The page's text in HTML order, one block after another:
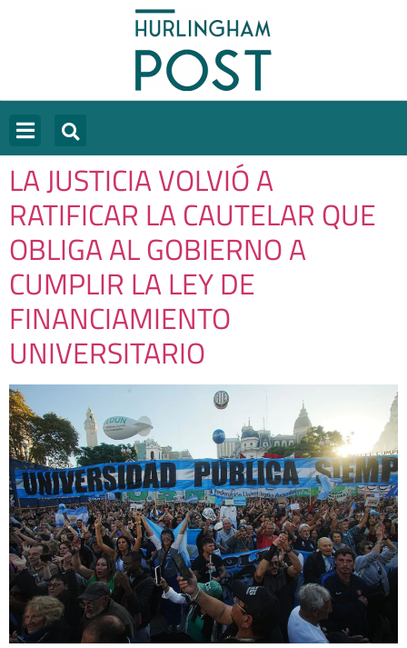
LA JUSTICIA VOLVIÓ A
RATIFICAR LA CAUTELAR QUE
OBLIGA AL GOBIERNO A
CUMPLIR LA LEY DE
FINANCIAMIENTO
UNIVERSITARIO